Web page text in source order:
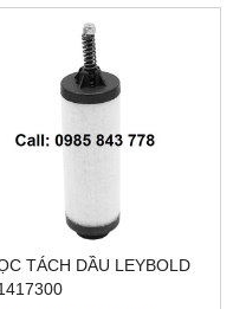
TÁCH DẦU LEYBOLD